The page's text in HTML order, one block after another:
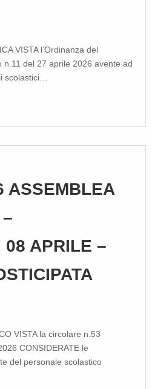
VISTA l’Ordinanza del
n.11 del 27 aprile 2026 avente ad
scolastici…
ASSEMBLEA
08 APRILE –
VISTA la circolare n.53
CONSIDERATE le
del personale scolastico